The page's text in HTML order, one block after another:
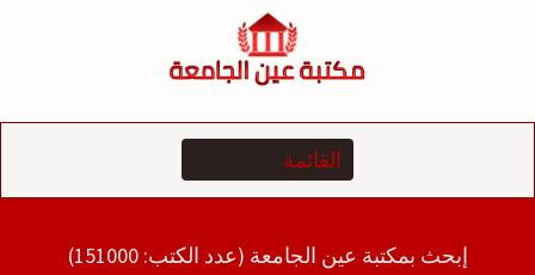
إبحث بمكتبة عين الجامعة (عدد الكتب: 151000)